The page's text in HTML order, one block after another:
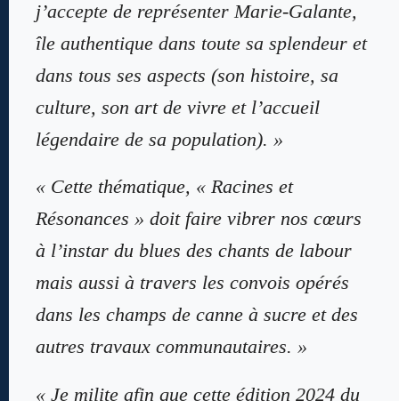
j’accepte de représenter Marie-Galante,
île authentique dans toute sa splendeur et
dans tous ses aspects (son histoire, sa
culture, son art de vivre et l’accueil
légendaire de sa population). »
« Cette thématique, « Racines et
Résonances » doit faire vibrer nos cœurs
à l’instar du blues des chants de labour
mais aussi à travers les convois opérés
dans les champs de canne à sucre et des
autres travaux communautaires. »
« Je milite afin que cette édition 2024 du